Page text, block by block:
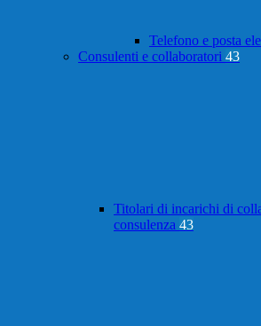
Telefono e posta
Consulenti e collaboratori 43
Titolari di incarichi di
consulenza 43